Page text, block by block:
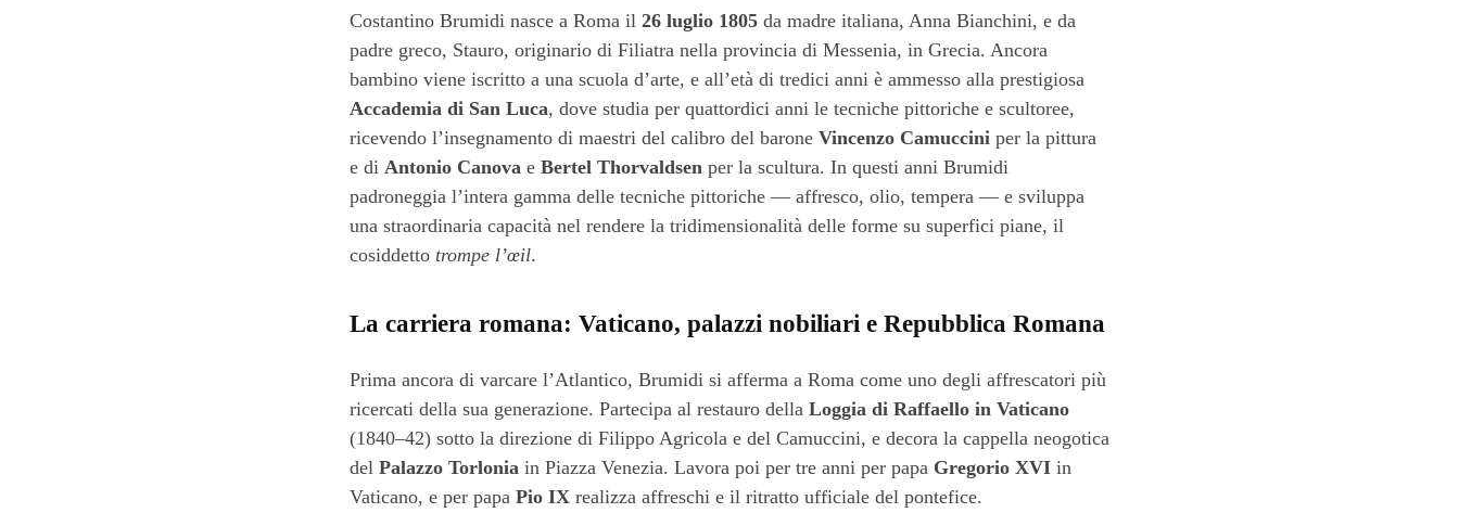
Costantino Brumidi nasce a Roma il 26 luglio 1805 da madre italiana, Anna Bianchini, e da
padre greco, Stauro, originario di Filiatra nella provincia di Messenia, in Grecia. Ancora
bambino viene iscritto a una scuola d’arte, e all’età di tredici anni è ammesso alla prestigiosa
Accademia di San Luca, dove studia per quattordici anni le tecniche pittoriche e scultoree,
ricevendo l’insegnamento di maestri del calibro del barone Vincenzo Camuccini per la pittura
e di Antonio Canova e Bertel Thorvaldsen per la scultura. In questi anni Brumidi
padroneggia l’intera gamma delle tecniche pittoriche — affresco, olio, tempera — e sviluppa
una straordinaria capacità nel rendere la tridimensionalità delle forme su superfici piane, il
cosiddetto trompe l’œil.
La carriera romana: Vaticano, palazzi nobiliari e Repubblica Romana
Prima ancora di varcare l’Atlantico, Brumidi si afferma a Roma come uno degli affrescatori più
ricercati della sua generazione. Partecipa al restauro della Loggia di Raffaello in Vaticano
(1840–42) sotto la direzione di Filippo Agricola e del Camuccini, e decora la cappella neogotica
del Palazzo Torlonia in Piazza Venezia. Lavora poi per tre anni per papa Gregorio XVI in
Vaticano, e per papa Pio IX realizza affreschi e il ritratto ufficiale del pontefice.